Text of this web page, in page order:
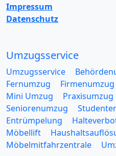
Impressum
Datenschutz
Umzugsservice
Umzugsservice
Fernumzug
Firmenumzug
Mini Umzug
Praxisumzug
Seniorenumzug
Entrümpelung
Möbellift
Möbelmitfahrzentrale